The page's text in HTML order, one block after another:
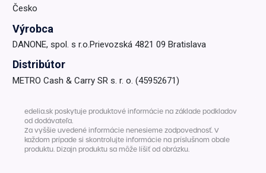
Česko
Výrobca
DANONE, spol. s r.o.Prievozská 4821 09 Bratislava
Distribútor
METRO Cash & Carry SR s. r. o. (45952671)
edelia.sk poskytuje produktové informácie na základe podkladov
od dodávateľa.
Za vyššie uvedené informácie nenesieme zodpovednosť. V
každom prípade si skontrolujte informácie na príslušnom obale
produktu. Dizajn produktu sa môže líšiť od obrázku.